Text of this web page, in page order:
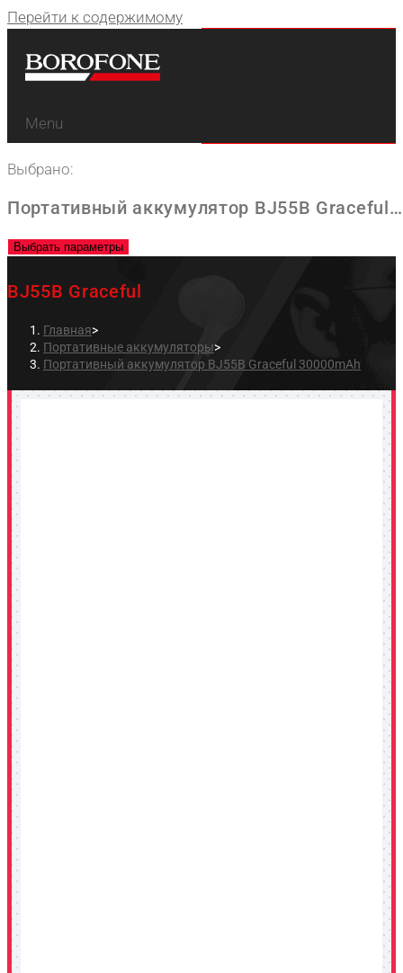
Перейти к содержимому
Menu
Выбрано:
Портативный аккумулятор BJ55B Graceful…
Выбрать параметры
BJ55B Graceful
Главная>
Портативные аккумуляторы>
Портативный аккумулятор BJ55B Graceful 30000mAh